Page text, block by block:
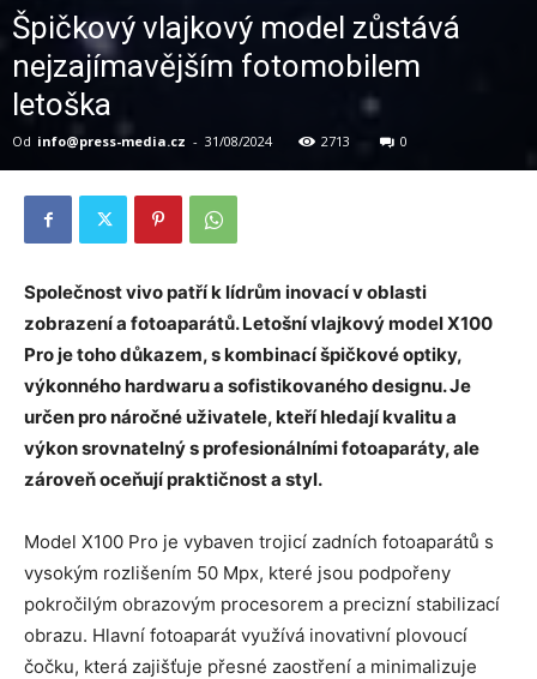
Špičkový vlajkový model zůstává
nejzajímavějším fotomobilem
letoška
Od info@press-media.cz - 31/08/2024 2713 0
Společnost vivo patří k lídrům inovací v oblasti
zobrazení a fotoaparátů. Letošní vlajkový model X100
Pro je toho důkazem, s kombinací špičkové optiky,
výkonného hardwaru a sofistikovaného designu. Je
určen pro náročné uživatele, kteří hledají kvalitu a
výkon srovnatelný s profesionálními fotoaparáty, ale
zároveň oceňují praktičnost a styl.
Model X100 Pro je vybaven trojicí zadních fotoaparátů s
vysokým rozlišením 50 Mpx, které jsou podpořeny
pokročilým obrazovým procesorem a precizní stabilizací
obrazu. Hlavní fotoaparát využívá inovativní plovoucí
čočku, která zajišťuje přesné zaostření a minimalizuje